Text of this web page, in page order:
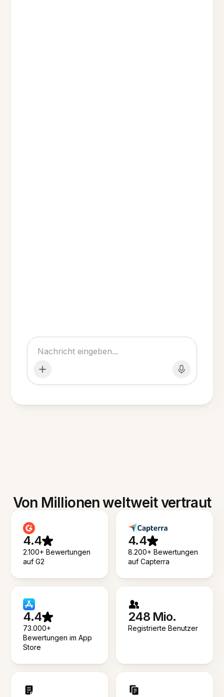
Von Millionen weltweit vertraut
4.4
2.100+ Bewertungen
auf G2
4.4
8.200+ Bewertungen
auf Capterra
4.4
73.000+
Bewertungen im App
Store
248 Mio.
Registrierte Benutzer